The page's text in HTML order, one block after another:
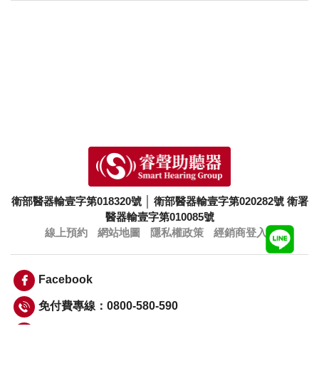
衛部醫器輸壹字第018320號 衛部醫器輸壹字第020282號 衛署
醫器輸壹字第010085號
線上預約
網站地圖 隱私權政策 經銷商登入
Facebook
免付費專線：0800-580-590